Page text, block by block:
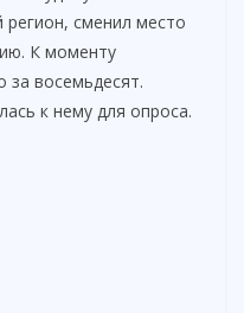
регион, сменил место
К моменту
за восемьдесят.
к нему для опроса.